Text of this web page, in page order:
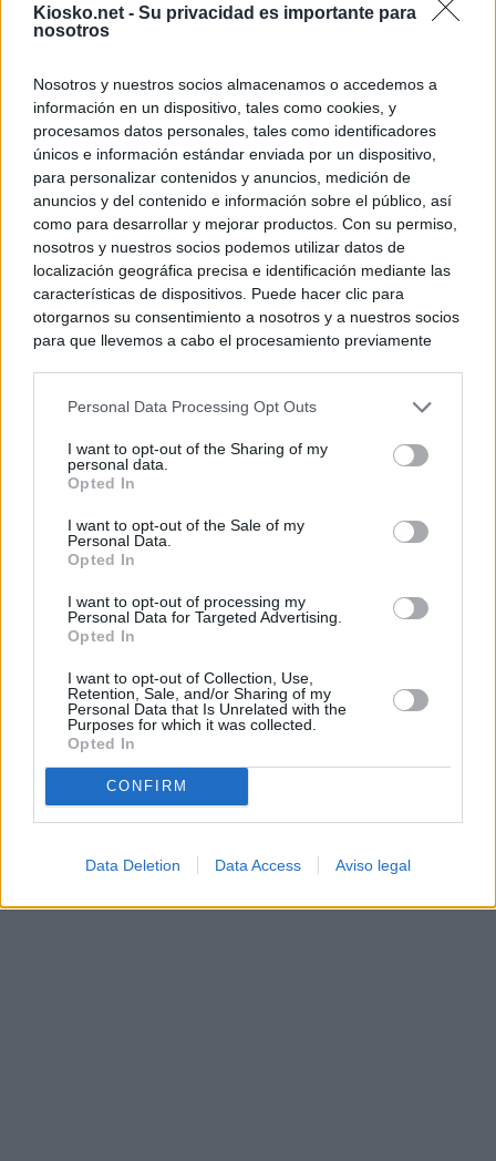
Kiosko.net - Su privacidad es importante para
nosotros
Nosotros y nuestros socios almacenamos o accedemos a
información en un dispositivo, tales como cookies, y
procesamos datos personales, tales como identificadores
únicos e información estándar enviada por un dispositivo,
para personalizar contenidos y anuncios, medición de
anuncios y del contenido e información sobre el público, así
como para desarrollar y mejorar productos. Con su permiso,
nosotros y nuestros socios podemos utilizar datos de
localización geográfica precisa e identificación mediante las
características de dispositivos. Puede hacer clic para
otorgarnos su consentimiento a nosotros y a nuestros socios
para que llevemos a cabo el procesamiento previamente
negar su consentimiento. Tenga en cuenta que algún
de su consentimiento, pero usted tiene el derecho de
rechazar tal procesamiento. Sus preferencias se aplicarán
cualquier momento entrando de nuevo en este sitio web o
visitando nuestra política de privacidad.
Personal Data Processing Opt Outs
I want to opt-out of the Sharing of my
personal data.
Opted In
I want to opt-out of the Sale of my
Personal Data.
Opted In
I want to opt-out of processing my
Personal Data for Targeted Advertising.
Opted In
I want to opt-out of Collection, Use,
Retention, Sale, and/or Sharing of my
Personal Data that Is Unrelated with the
Purposes for which it was collected.
Opted In
CONFIRM
Data Deletion Data Access Aviso legal